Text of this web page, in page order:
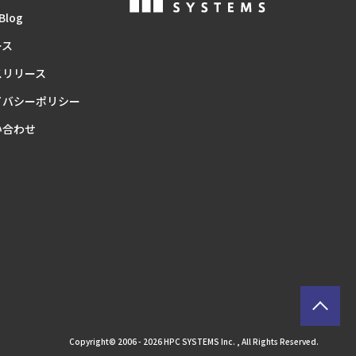
リース
シーポリシー
わせ
Copyright© 2006 - 2026 HPC SYSTEMS Inc. , All Rights Reserved.